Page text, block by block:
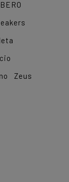
Zeus